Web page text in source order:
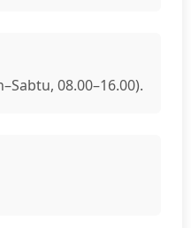
08.00–16.00).